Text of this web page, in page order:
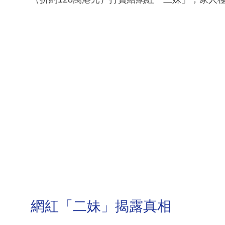
網紅「二妹」揭露真相